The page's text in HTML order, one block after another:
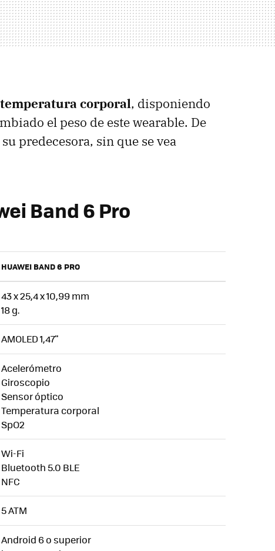
corporal, disponiendo
el peso de este wearable. De
predecesora, sin que se vea
Band 6 Pro
HUAWEI BAND 6 PRO
43 x 25,4 x 10,99 mm
18 g.
AMOLED 1,47"
Acelerómetro
Giroscopio
Sensor óptico
Temperatura corporal
SpO2
Wi-Fi
Bluetooth 5.0 BLE
NFC
5 ATM
Android 6 o superior